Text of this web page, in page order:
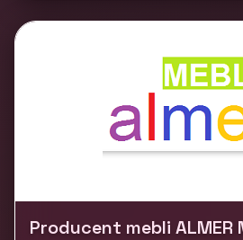
Producent mebli ALMER